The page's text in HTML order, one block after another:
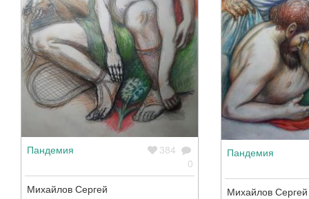
Пандемия
384
0
Михайлов Сергей
Пандемия
Михайлов Сергей